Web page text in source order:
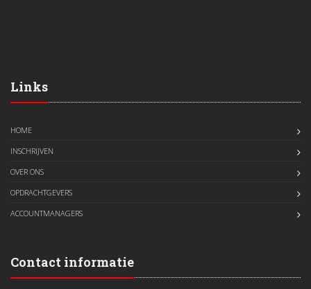
Links
HOME
INSCHRIJVEN
OVER ONS
OPDRACHTGEVERS
ACCOUNTMANAGERS
Contact informatie